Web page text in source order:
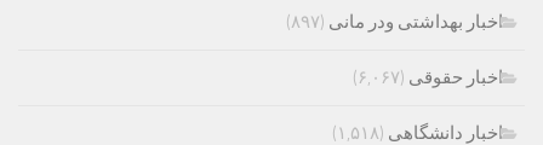
اخبار بهداشتی ودر مانی (۸۹۷)
اخبار حقوقی (۶,۰۶۷)
اخبار دانشگاهی (۱,۵۱۸)